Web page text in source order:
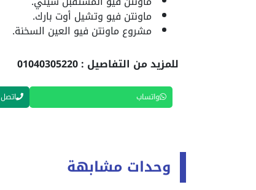
ماونتن فيو وتشيل أوت بارك.
مشروع ماونتن فيو العين السخنة.
للمزيد من التفاصيل : 01040305220
واتساب اتصل
وحدات مشابهة